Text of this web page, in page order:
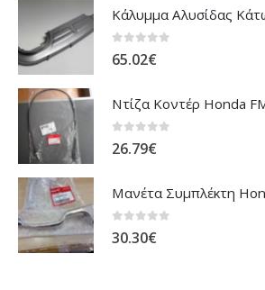
Κάλυμμα Αλυσίδας
0out of 5
65.02€
Ντίζα Κοντέρ Honda
0 out of 5
26.79€
Μανέτα Συμπλέκτη
30.30€